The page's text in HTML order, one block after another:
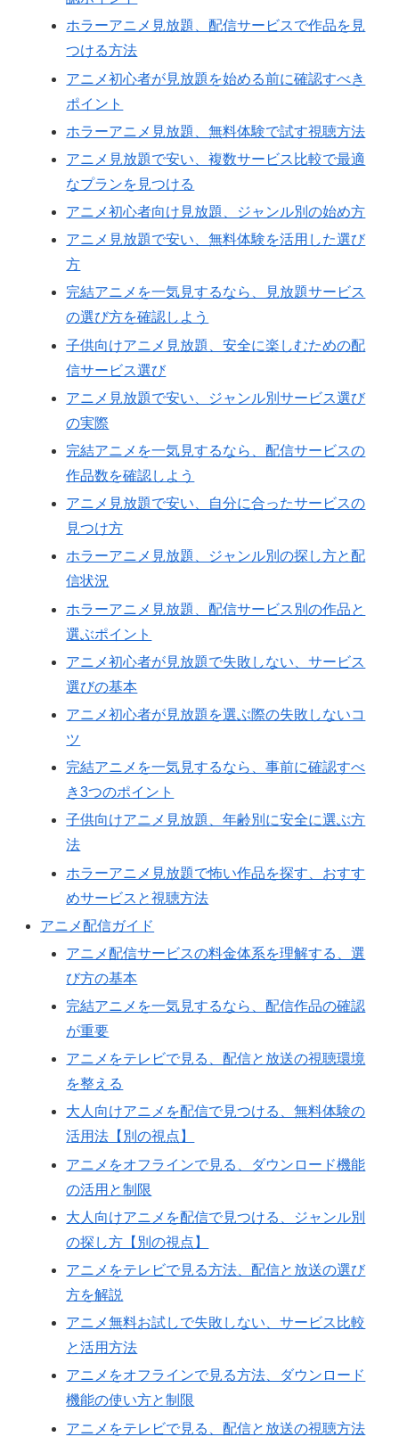
ホラーアニメ見放題、配信サービスで作品を見
つける方法
アニメ初心者が見放題を始める前に確認すべき
ポイント
ホラーアニメ見放題、無料体験で試す視聴方法
アニメ見放題で安い、複数サービス比較で最適
なプランを見つける
アニメ初心者向け見放題、ジャンル別の始め方
アニメ見放題で安い、無料体験を活用した選び
方
完結アニメを一気見するなら、見放題サービス
の選び方を確認しよう
子供向けアニメ見放題、安全に楽しむための配
信サービス選び
アニメ見放題で安い、ジャンル別サービス選び
の実際
完結アニメを一気見するなら、配信サービスの
作品数を確認しよう
アニメ見放題で安い、自分に合ったサービスの
見つけ方
ホラーアニメ見放題、ジャンル別の探し方と配
信状況
ホラーアニメ見放題、配信サービス別の作品と
選ぶポイント
アニメ初心者が見放題で失敗しない、サービス
選びの基本
アニメ初心者が見放題を選ぶ際の失敗しないコ
ツ
完結アニメを一気見するなら、事前に確認すべ
き3つのポイント
子供向けアニメ見放題、年齢別に安全に選ぶ方
法
ホラーアニメ見放題で怖い作品を探す、おすす
めサービスと視聴方法
アニメ配信ガイド
アニメ配信サービスの料金体系を理解する、選
び方の基本
完結アニメを一気見するなら、配信作品の確認
が重要
アニメをテレビで見る、配信と放送の視聴環境
を整える
大人向けアニメを配信で見つける、無料体験の
活用法【別の視点】
アニメをオフラインで見る、ダウンロード機能
の活用と制限
大人向けアニメを配信で見つける、ジャンル別
の探し方【別の視点】
アニメをテレビで見る方法、配信と放送の選び
方を解説
アニメ無料お試しで失敗しない、サービス比較
と活用方法
アニメをオフラインで見る方法、ダウンロード
機能の使い方と制限
アニメをテレビで見る、配信と放送の視聴方法